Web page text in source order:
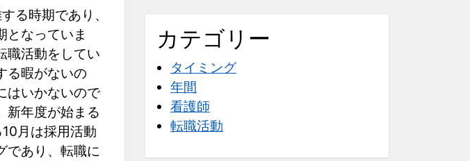
る時期であり、
となっていま
職活動をしてい
る暇がないの
はいかないので
新年度が始まる
月は採用活動
であり、転職に
カテゴリー
タイミング
年間
看護師
転職活動